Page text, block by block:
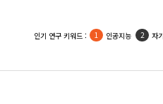
인기 활용 키워드 :